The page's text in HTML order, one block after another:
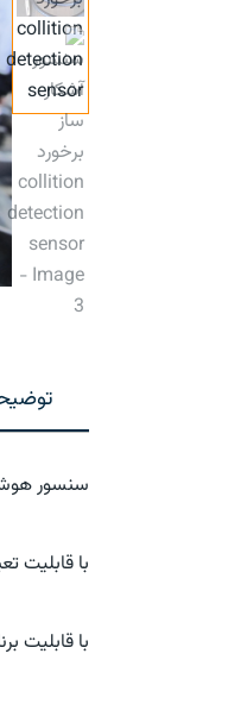
سنسور
با قابلیت
با قابلیت